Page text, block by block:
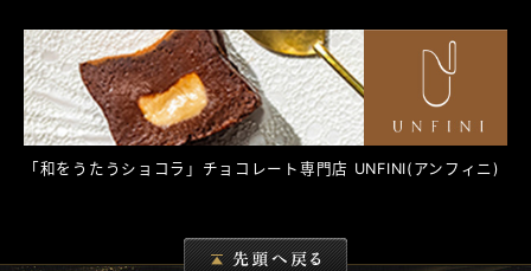
「和をうたうショコラ」チョコレート専門店 UNFINI(アンフィニ)